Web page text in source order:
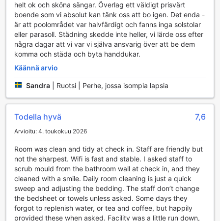
Lanta Cottagen Liikennepalvelut
Lanta Cottage tarjoaa erinomaiset liikennepalvelut, jotka
tekevät matkustamisesta vaivatonta ja miellyttävää. Hotelli
tarjoaa kätevän lentokenttäkuljetuksen, joka vie sinut
suoraan saaren rauhoittavaan ympäristöön. Tämä palvelu
on erityisen hyödyllinen, jos saavut pitkän matkan jälkeen ja
haluat päästä nopeasti rentoutumaan. Lisäksi voit
hyödyntää hotellin tarjoamia retkiä, jotka vievät sinut
tutkimaan Koh Lantan upeita nähtävyyksiä ja piilopaikkoja,
unohtamatta mahdollisuutta vuokrata auto, jotta voit
tutustua saareen omaan tahtiin.
hotellissa on ilmainen pysäköintimahdollisuus, mukaan
lukien itsepalvelupysäköinti. Tämä tarkoittaa, että voit
jättää autosi turvallisesti hotellin alueelle ilman
lisäkustannuksia. Jos et halua ajaa itse, voit aina tilata
taksin tai hyödyntää hotellin shuttle-palvelua, joka vie sinut
lähimmille nähtävyyksille tai rannoille. Hotelli tarjoaa myös
lipunmyyntipalveluja, joten voit helposti hankkia
pääsylippuja paikallisiin tapahtumiin tai aktiviteetteihin.
Lanta Cottagen liikennepalvelut tekevät lomastasi
helt ok och sköna sängar. Överlag ett väldigt prisvärt
boende som vi absolut kan tänk oss att bo igen. Det enda -
är att poolområdet var halvfärdigt och fanns inga solstolar
eller parasoll. Städning skedde inte heller, vi lärde oss efter
några dagar att vi var vi själva ansvarig över att be dem
komma och städa och byta handdukar.
Käännä arvio
Sandra Ruotsi | Perhe, jossa isompia lapsia
Todella hyvä 7,6
Arvioitu: 4. toukokuu 2026
Room was clean and tidy at check in. Staff are friendly but
not the sharpest. Wifi is fast and stable. I asked staff to
scrub mould from the bathroom wall at check in, and they
cleaned with a smile. Daily room cleaning is just a quick
sweep and adjusting the bedding. The staff don’t change
the bedsheet or towels unless asked. Some days they
forgot to replenish water, or tea and coffee, but happily
provided these when asked. Facility was a little run down,